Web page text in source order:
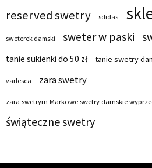
reserved swetry sdidas
sweterek damski sweter w paski
tanie sukienki do 50 zł tanie swetry
varlesca zara swetry
zara swetrym Markowe swetry damskie
świąteczne swetry